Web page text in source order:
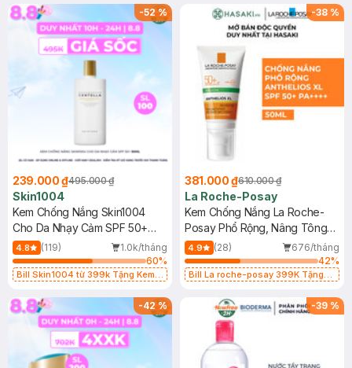
25ml (SL Có Hạn)
-52%
239.000 ₫495.000 ₫
Skin1004
Kem Chống Nắng Skin1004
Cho Da Nhạy Cảm SPF 50+
50ml
4.8 (119)
1.0k/tháng
60%
Bill Skin1004 từ 399k Tặng Kem
SPF 50+ 20ml (SL Có Hạn)
-38 %
381.000 ₫610.000 ₫
La Roche-Posay
Kem Chống Nắng La Roche-
Posay Phổ Rộng, Nâng Tông
Kiềm Dầu 50ml
4.9 (28)
676/tháng
42%
Bill La roche-posay 399K Tặng
(SL có hạn)
-42% -39 %